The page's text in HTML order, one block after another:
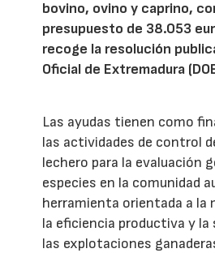
bovino, ovino y caprino,
presupuesto de 38.053
recoge la resolución
Oficial de Extremadura
Las ayudas tienen como
las actividades de control
lechero para la evaluación
especies en la comunidad
herramienta orientada a la
la eficiencia productiva y la
las explotaciones